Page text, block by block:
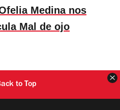
Medina nos
Mal de ojo
to Top